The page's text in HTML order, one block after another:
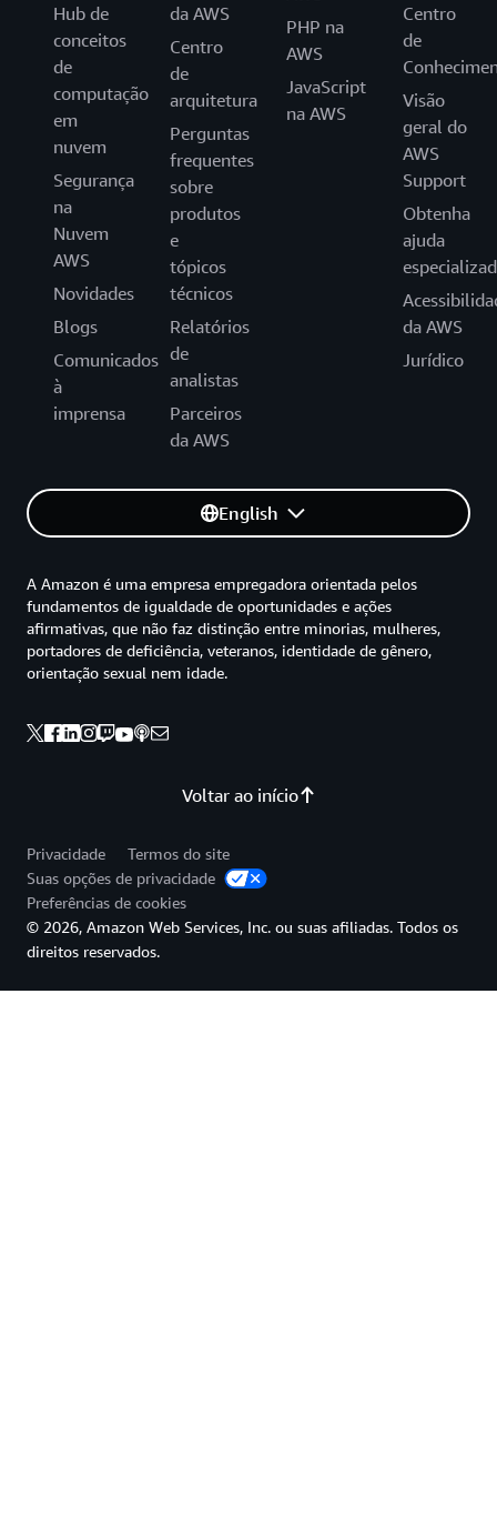
Hub de
conceitos
de
computação
em
nuvem
Segurança
na
Nuvem
AWS
Novidades
Blogs
Comunicados
à
imprensa
da AWS
Centro
de
arquitetura
Perguntas
frequentes
sobre
produtos
e
tópicos
técnicos
Relatórios
de
analistas
Parceiros
da AWS
PHP na
AWS
JavaScript
na AWS
Centro
de
Visão
geral do
AWS
Support
Obtenha
ajuda
da AWS
Jurídico
English
Voltar ao início
A Amazon é uma empresa empregadora orientada pelos
fundamentos de igualdade de oportunidades e ações
afirmativas, que não faz distinção entre minorias, mulheres,
portadores de deficiência, veteranos, identidade de gênero,
orientação sexual nem idade.
Privacidade
Termos do site
Suas opções de privacidade
Preferências de cookies
© 2026, Amazon Web Services, Inc. ou suas afiliadas. Todos os
direitos reservados.